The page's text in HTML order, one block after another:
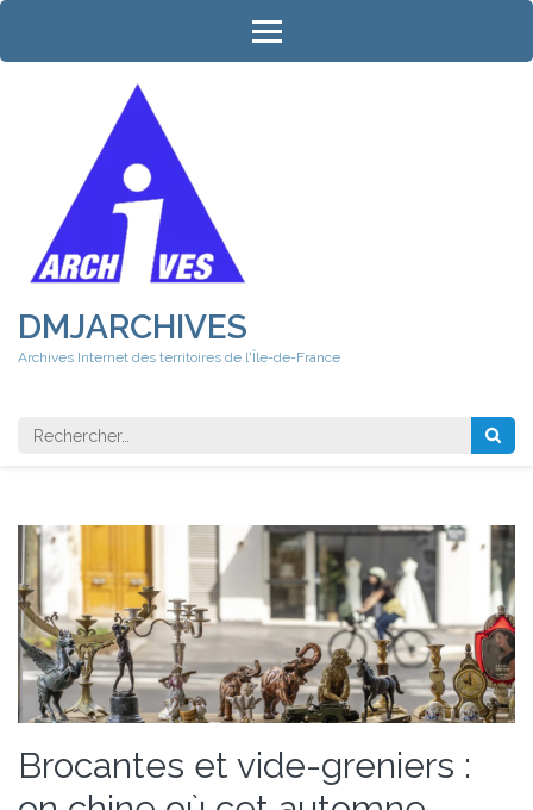
Aller
contenu
DMJARCHIVES
Archives Internet des territoires de l'Île-de-France
Rechercher
Brocantes et vide-greniers :